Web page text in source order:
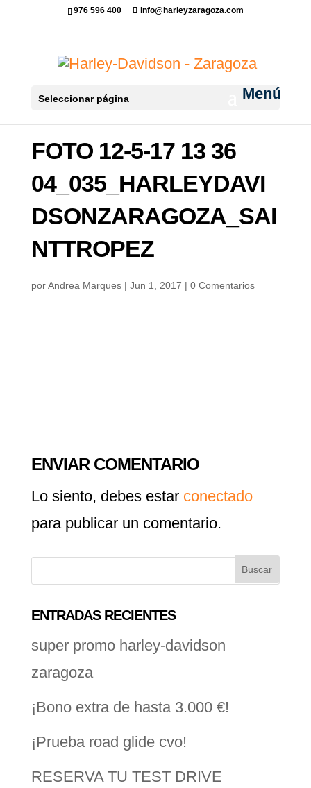
976 596 400 info@harleyzaragoza.com
Seleccionar página
FOTO 12-5-17 13 36
04_035_HARLEYDAVI
DSONZARAGOZA_SAI
NTTROPEZ
porAndrea Marques| Jun 1, 2017 | 0 Comentarios
ENVIAR COMENTARIO
Lo siento, debes estar conectado
para publicar un comentario.
ENTRADAS RECIENTES
super promo harley-davidson
zaragoza
¡Bono extra de hasta 3.000 €!
¡Prueba road glide cvo!
RESERVA TU TEST DRIVE